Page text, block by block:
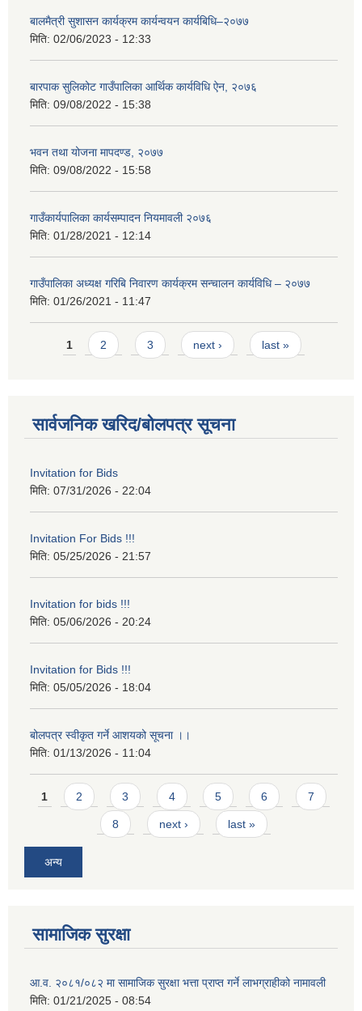
बालमैत्री सुशासन कार्यक्रम कार्यन्वयन कार्यबिधि–२०७७
मिति: 02/06/2023 - 12:33
बारपाक सुलिकोट गाउँपालिका आर्थिक कार्यविधि ऐन, २०७६
मिति: 09/08/2022 - 15:38
भवन तथा योजना मापदण्ड, २०७७
मिति: 09/08/2022 - 15:58
गाउँकार्यपालिका कार्यसम्पादन नियमावली २०७६
मिति: 01/28/2021 - 12:14
गाउँपालिका अध्यक्ष गरिबि निवारण कार्यक्रम सन्चालन कार्यविधि – २०७७
मिति: 01/26/2021 - 11:47
Pages
1 2 3 next › last »
सार्वजनिक खरिद/बोलपत्र सूचना
Invitation for Bids
मिति: 07/31/2026 - 22:04
Invitation For Bids !!!
मिति: 05/25/2026 - 21:57
Invitation for bids !!!
मिति: 05/06/2026 - 20:24
Invitation for Bids !!!
मिति: 05/05/2026 - 18:04
बोलपत्र स्वीकृत गर्ने आशयको सूचना ।।
मिति: 01/13/2026 - 11:04
Pages
1 2 3 4 5 6 7
8 next › last »
अन्य
सामाजिक सुरक्षा
आ.व. २०८१/०८२ मा सामाजिक सुरक्षा भत्ता प्राप्त गर्ने लाभग्राहीको नामावली
मिति: 01/21/2025 - 08:54